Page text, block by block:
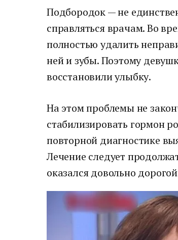
Подбородок — не
справляться врачам. Во
полностью удалить
ней и зубы. Поэтому
восстановили улыбку.
На этом проблемы не
стабилизировать гормон
повторной диагностике
Лечение следует
оказался довольно